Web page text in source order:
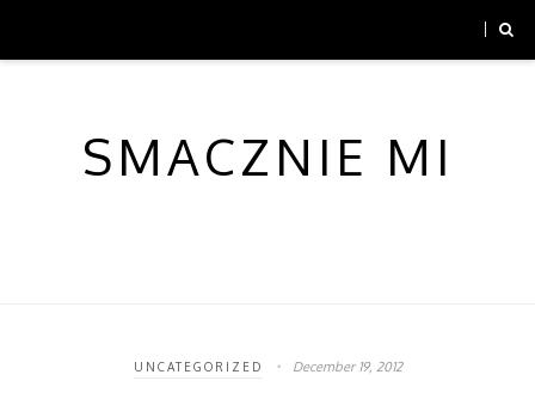
SMACZNIE MI
UNCATEGORIZED December 19, 2012